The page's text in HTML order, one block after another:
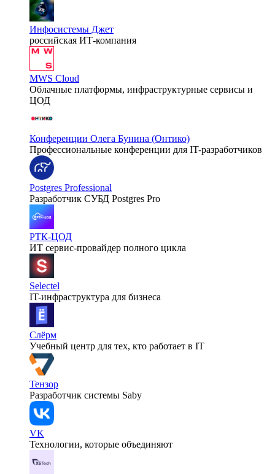
Инфосистемы Джет
российская ИТ-компания
MWS Cloud
Облачные платформы, инфраструктурные сервисы и
ЦОД
Конференции Олега Бунина (Онтико)
Профессиональные конференции для IT-разработчиков
Postgres Professional
Разработчик СУБД Postgres Pro
РТК-ЦОД
ИТ сервис-провайдер полного цикла
Selectel
IT-инфраструктура для бизнеса
Слёрм
Учебный центр для тех, кто работает в IT
Тензор
Разработчик системы Saby
VK
Технологии, которые объединяют